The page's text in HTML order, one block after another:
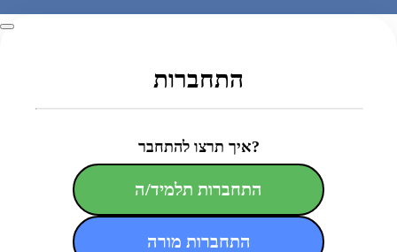
התחברות
איך תרצו להתחבר?
התחברות תלמיד/ה
התחברות מורה